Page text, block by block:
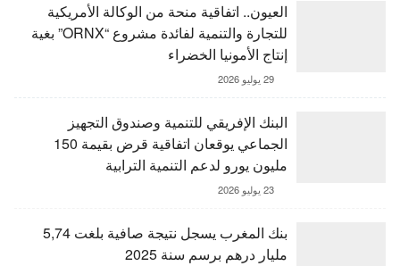
العيون.. اتفاقية منحة من الوكالة الأمريكية
للتجارة والتنمية لفائدة مشروع “ORNX” بغية
إنتاج الأمونيا الخضراء
29 يوليو 2026
البنك الإفريقي للتنمية وصندوق التجهيز
الجماعي يوقعان اتفاقية قرض بقيمة 150
مليون يورو لدعم التنمية الترابية
23 يوليو 2026
بنك المغرب يسجل نتيجة صافية بلغت 5,74
مليار درهم برسم سنة 2025